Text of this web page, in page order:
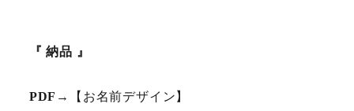
『 納品 』
PDF →【お名前デザイン】